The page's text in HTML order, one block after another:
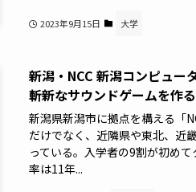
2023年9月15日 大学
新潟・NCC 新潟コンピュー
斬新なサウンドゲームを作る
新潟県新潟市に拠点を構える「
だけでなく、近隣県や東北、近
っている。入学者の9割が初め
率は11年...